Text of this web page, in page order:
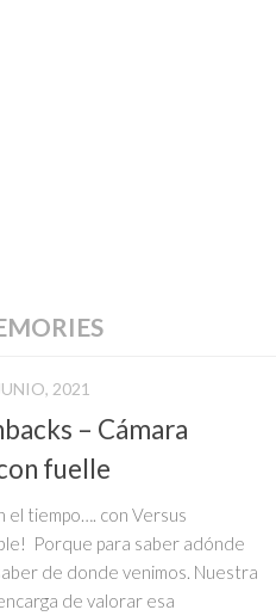
2021
– Cámara
fuelle
el tiempo…. con Versus
Porque para saber adónde
de donde venimos. Nuestra
de valorar esa